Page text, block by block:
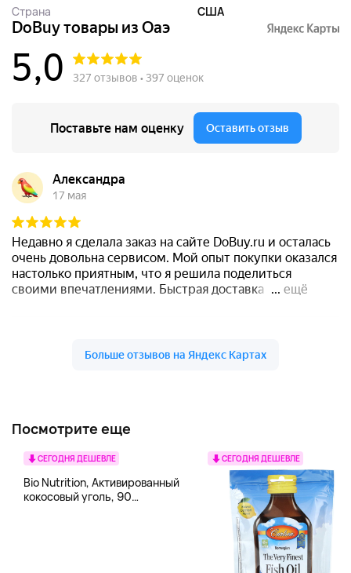
Страна
США
Посмотрите еще
СЕГОДНЯ ДЕШЕВЛЕ
Bio Nutrition, Активированный
кокосовый уголь, 90
СЕГОДНЯ ДЕШЕВЛЕ